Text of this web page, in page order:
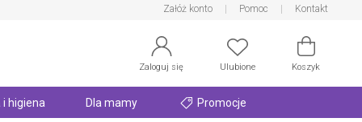
Załóż konto Pomoc Kontakt
Zaloguj się Ulubione Koszyk
i higiena Dla mamy Promocje